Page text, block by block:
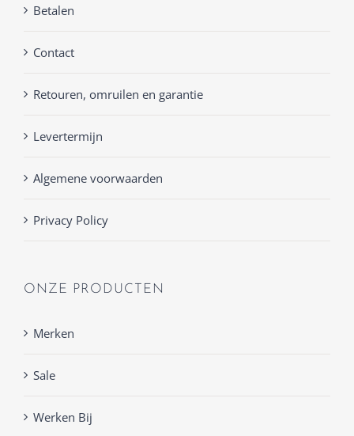
Betalen
Contact
Retouren, omruilen en garantie
Levertermijn
Algemene voorwaarden
Privacy Policy
ONZE PRODUCTEN
Merken
Sale
Werken Bij